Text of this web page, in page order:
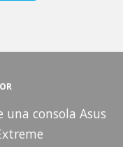
una consola Asus